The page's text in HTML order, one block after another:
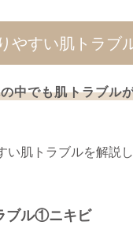
やすい肌トラブ
中でも肌トラブル
い肌トラブルを解説し
ブル①ニキビ